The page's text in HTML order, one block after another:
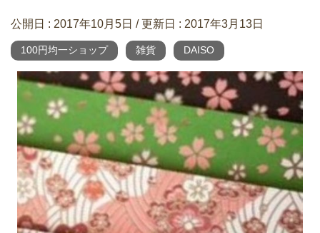
公開日 : 2017年10月5日 / 更新日 : 2017年3月13日
100円均一ショップ 雑貨 DAISO